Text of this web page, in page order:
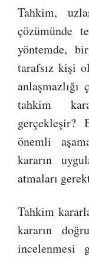
Tahkim,
çözümünde
yöntemde,
tarafsız kişi
tahkim
gerçekleşir?
önemli
kararın
atmaları
Tahkim
kararın
incelenmesi